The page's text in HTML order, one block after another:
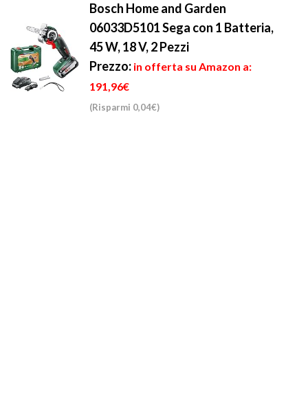
Bosch Home and Garden
06033D5101 Sega con 1 Batteria,
45 W, 18 V, 2 Pezzi
Prezzo: in offerta su Amazon a:
191,96€
(Risparmi 0,04€)